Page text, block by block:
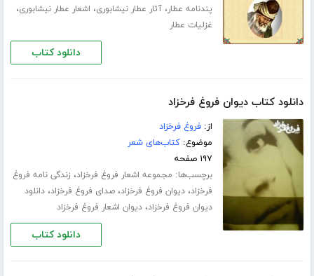
پندنامه عطار،آثار عطار نیشابوری، اشعار عطار نیشابوری،
غزلیات عطار
دانلود کتاب
دانلود کتاب دیوان فروغ فرخزاد
از:فروغ فرخزاد
موضوع:کتاب‌های شعر
۱۹۷ صفحه
برچسب‌ها: مجموعه اشعار فروغ فرخزاد، زندگی نامه فروغ
فرخزاد،دیوان فروغ فرخزاد،صدای فروغ فرخزاد،دانلود
دیوان فروغ فرخزاد،دیوان اشعار فروغ فرخزاد
دانلود کتاب